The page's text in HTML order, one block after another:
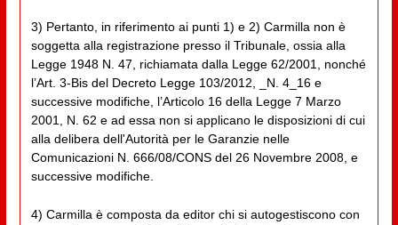
3) Pertanto, in riferimento ai punti 1) e 2) Carmilla non è
soggetta alla registrazione presso il Tribunale, ossia alla
Legge 1948 N. 47, richiamata dalla Legge 62/2001, nonché
l’Art. 3-Bis del Decreto Legge 103/2012, _N. 4_16 e
successive modifiche, l’Articolo 16 della Legge 7 Marzo
2001, N. 62 e ad essa non si applicano le disposizioni di cui
alla delibera dell'Autorità per le Garanzie nelle
Comunicazioni N. 666/08/CONS del 26 Novembre 2008, e
successive modifiche.
4) Carmilla è composta da editor chi si autogestiscono con